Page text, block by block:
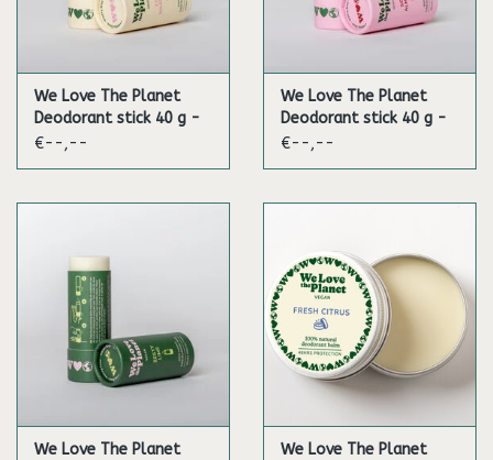
We Love The Planet
Deodorant stick 40 g -
Chic Magnolia
€--,--
We Love The Planet
Deodorant stick 40 g -
Soft Almond (Sensitive)
€--,--
We Love The Planet
We Love The Planet